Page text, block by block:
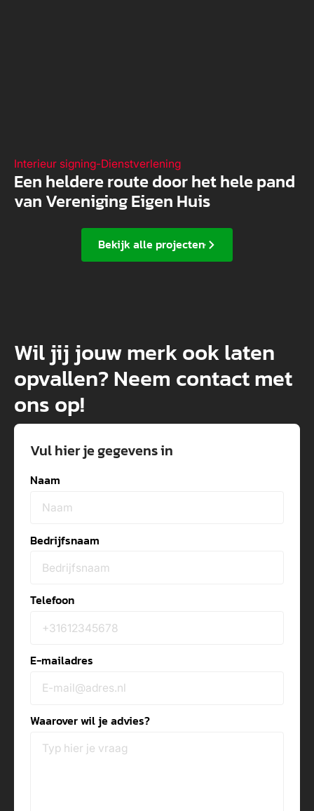
Interieur signing-Dienstverlening
Een heldere route door het hele pand
van Vereniging Eigen Huis
Bekijk alle projecten
Wil jij jouw merk ook laten
opvallen? Neem contact met
ons op!
Vul hier je gegevens in
Naam
Bedrijfsnaam
Telefoon
E-mailadres
Waarover wil je advies?